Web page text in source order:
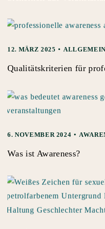
12. MÄRZ 2025
Qualitätskriterien für
6. NOVEMBER 2024
Was ist Awareness?